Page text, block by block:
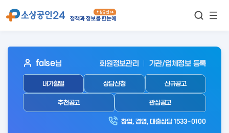
보기
아
웃
로
인
false님 회원정보관리 기관/업체정보 등록
내가할일 상담신청 신규공고
추천공고 관심공고
창업, 경영, 대출상담 1533-0100